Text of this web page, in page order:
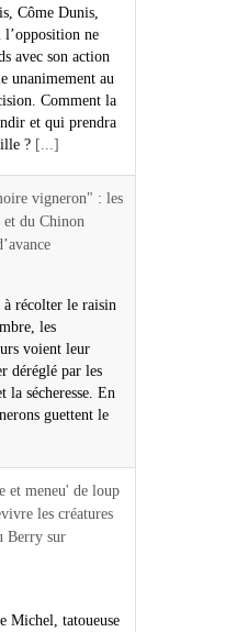
Côme Dunis,
ne
avec son action
unanimement au
Comment la
et qui prendra
? [...]
vigneron" : les
et du Chinon
à récolter le raisin
les
voient leur
déréglé par les
la sécheresse. En
guettent le
et meneu' de loup
les créatures
Berry sur
Michel, tatoueuse